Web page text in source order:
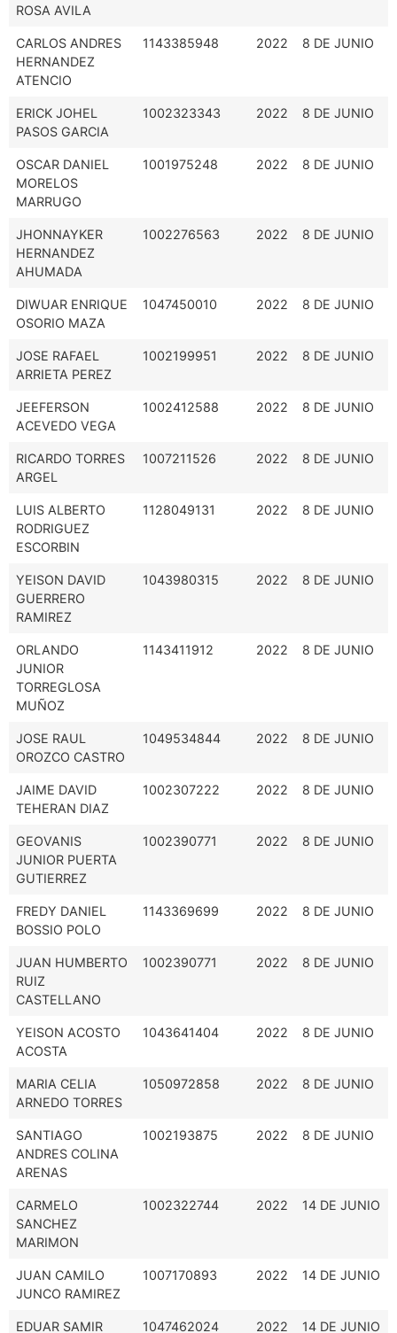
ROSA AVILA
CARLOS ANDRES
HERNANDEZ
ATENCIO
1143385948 2022 8 DE JUNIO
ERICK JOHEL
PASOS GARCIA
1002323343 2022 8 DE JUNIO
OSCAR DANIEL
MORELOS
MARRUGO
1001975248 2022 8 DE JUNIO
JHONNAYKER
HERNANDEZ
AHUMADA
1002276563 2022 8 DE JUNIO
DIWUAR ENRIQUE
OSORIO MAZA
1047450010 2022 8 DE JUNIO
JOSE RAFAEL
ARRIETA PEREZ
1002199951 2022 8 DE JUNIO
JEEFERSON
ACEVEDO VEGA
1002412588 2022 8 DE JUNIO
RICARDO TORRES
ARGEL
1007211526 2022 8 DE JUNIO
LUIS ALBERTO
RODRIGUEZ
ESCORBIN
1128049131 2022 8 DE JUNIO
YEISON DAVID
GUERRERO
RAMIREZ
1043980315 2022 8 DE JUNIO
ORLANDO
JUNIOR
TORREGLOSA
MUÑOZ
1143411912 2022 8 DE JUNIO
JOSE RAUL
OROZCO CASTRO
1049534844 2022 8 DE JUNIO
JAIME DAVID
TEHERAN DIAZ
1002307222 2022 8 DE JUNIO
GEOVANIS
JUNIOR PUERTA
GUTIERREZ
1002390771 2022 8 DE JUNIO
FREDY DANIEL
BOSSIO POLO
1143369699 2022 8 DE JUNIO
JUAN HUMBERTO
RUIZ
CASTELLANO
1002390771 2022 8 DE JUNIO
YEISON ACOSTO
ACOSTA
1043641404 2022 8 DE JUNIO
MARIA CELIA
ARNEDO TORRES
1050972858 2022 8 DE JUNIO
SANTIAGO
ANDRES COLINA
ARENAS
1002193875 2022 8 DE JUNIO
CARMELO
SANCHEZ
MARIMON
1002322744 2022 14 DE JUNIO
JUAN CAMILO
JUNCO RAMIREZ
1007170893 2022 14 DE JUNIO
EDUAR SAMIR 1047462024 2022 14 DE JUNIO